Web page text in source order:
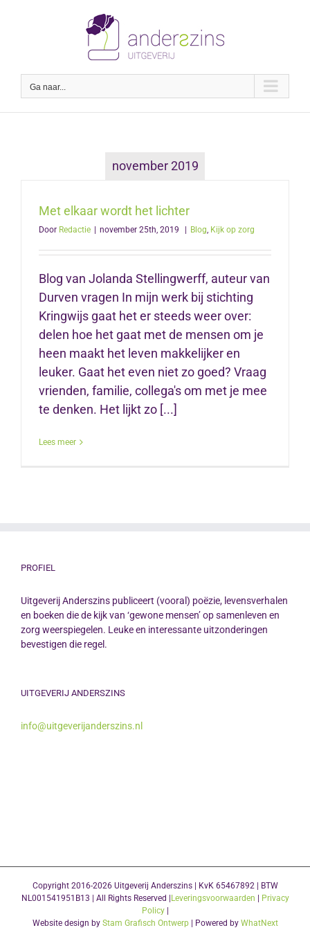
Ga naar...
november 2019
Met elkaar wordt het lichter
Door Redactie | november 25th, 2019 | Blog Kijk op zorg
Blog van Jolanda Stellingwerff, auteur van
Durven vragen In mijn werk bij stichting
Kringwijs gaat het er steeds weer over:
delen hoe het gaat met de mensen om je
heen maakt het leven makkelijker en
leuker. Gaat het even niet zo goed? Vraag
vrienden, familie, collega's om met je mee
te denken. Het lijkt zo [...]
Lees meer
PROFIEL
Uitgeverij Anderszins publiceert (vooral) poëzie, levensverhalen
en boeken die de kijk van ‘gewone mensen’ op samenleven en
zorg weerspiegelen. Leuke en interessante uitzonderingen
bevestigen die regel.
UITGEVERIJ ANDERSZINS
info@uitgeverijanderszins.nl
Copyright 2016-2026 Uitgeverij Anderszins | KvK 65467892 | BTW
NL001541951B13 | All Rights Reserved |Leveringsvoorwaarden | Privacy
Policy|
Website design by Stam Grafisch Ontwerp| Powered by WhatNext